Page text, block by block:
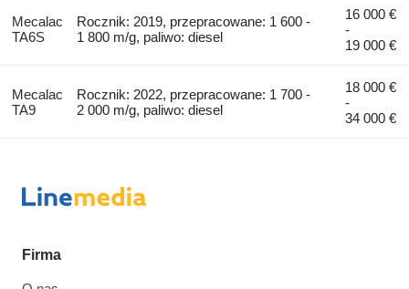
Mecalac
TA6S
Rocznik: 2019, przepracowane: 1 600 -
1 800 m/g, paliwo: diesel
16 000 €
-
19 000 €
Mecalac
TA9
Rocznik: 2022, przepracowane: 1 700 -
2 000 m/g, paliwo: diesel
18 000 €
-
34 000 €
Firma